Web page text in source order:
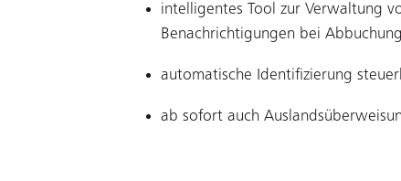
intelligentes Tool zur Verwaltung
Benachrichtigungen bei Abbuchung
automatische Identifizierung
ab sofort auch